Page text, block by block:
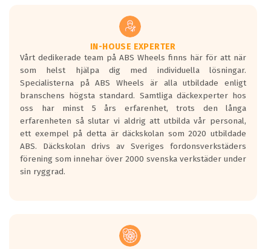
vilken körstil du använder.
Våtgrepp egenskaper:
Betygsskalan är satt A till F. Där A påvisar
den kortaste bromssträckan och F är den
längsta.
Inga D eller G betyg delas ut för
personbilar och lätta lastbilar.
Betyget sätts efter ett test där däcken
skall bromsa in på en väg där det ligger
0.5-1.5 mm vatten.
I 80km/h kommer skillnaden på
Vid körning i över 50km/h brukar
IN-HOUSE EXPERTER
Vårt dedikerade team på ABS Wheels finns här för att när
som helst hjälpa dig med individuella lösningar.
Specialisterna på ABS Wheels är alla utbildade enligt
branschens högsta standard. Samtliga däckexperter hos
oss har minst 5 års erfarenhet, trots den långa
erfarenheten så slutar vi aldrig att utbilda vår personal,
ett exempel på detta är däckskolan som 2020 utbildade
ABS. Däckskolan drivs av Sveriges fordonsverkstäders
förening som innehar över 2000 svenska verkstäder under
sin ryggrad.